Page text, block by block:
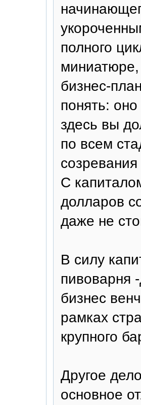
полного
бизнес-
понять:
здесь вы
по всем
С
долларов
даже не
В силу
пивоварня
бизнес
рамках
крупного
Другое
основное